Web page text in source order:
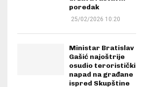
poredak
25/02/2026 10:20
Ministar Bratislav
Gašić najoštrije
osudio teroristički
napad na građane
ispred Skupštine